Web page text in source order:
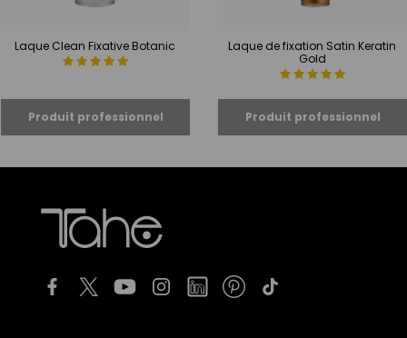
Laque Clean Fixative Botanic
Laque de fixation Satin Keratin
Gold